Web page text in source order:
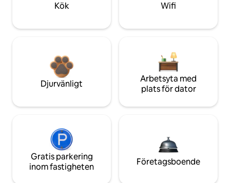
Kök Wifi
Djurvänligt
Arbetsyta med
plats för dator
Gratis parkering
inom fastigheten
Företagsboende